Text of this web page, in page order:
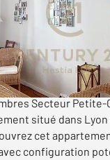
F3 à vendre
000 €
T3 lumineux avec
Secteur Petite-
situé dans
cet
configuration